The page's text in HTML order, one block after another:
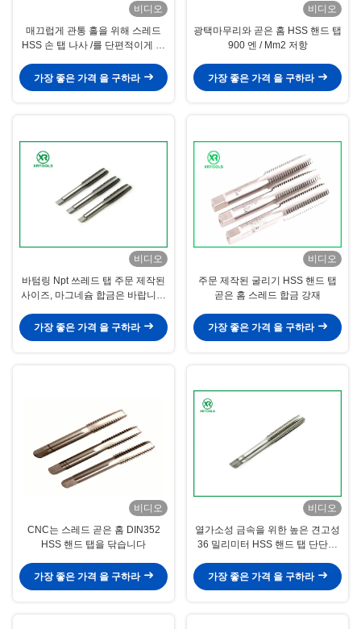
비디오
매끄럽게 관통 홀을 위해 스레드
HSS 손 탭 나사 /를 단편적이게 자
가장 좋은 가격 을 구하라
비디오
광택마무리와 곧은 홈 HSS 핸드 탭
900 엔 / Mm2 저항
가장 좋은 가격 을 구하라
비디오
바텀링 Npt 쓰레드 탭 주문 제작된
사이즈, 마그네슘 합금은 바랍니다
가장 좋은 가격 을 구하라
비디오
주문 제작된 굴리기 HSS 핸드 탭
곧은 홈 스레드 합금 강재
가장 좋은 가격 을 구하라
비디오
CNC는 스레드 곧은 홈 DIN352
HSS 핸드 탭을 닦습니다
가장 좋은 가격 을 구하라
비디오
열가소성 금속을 위한 높은 견고성
36 밀리미터 HSS 핸드 탭 단단한
가장 좋은 가격 을 구하라